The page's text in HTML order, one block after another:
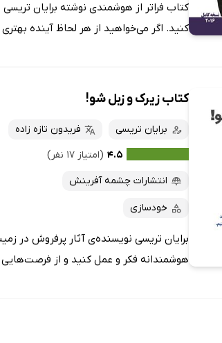
کتاب فراتر از هوشمندی نوشته برایان
کنید. اگر می‌خواهید از هر لحاظ آینده‌ بهتری
کتاب زیرک و زبل شو!
برایان تریسی
فریدون تازه زاده
۴.۵ (امتیاز ۱۷ نفر)
انتشارات چشمه آفرینش
خودسازی
برایان تریسی نویسنده‌ی آثار پرفروش در
هوشمندانه فکر و عمل کنید و از فرصت‌هایی